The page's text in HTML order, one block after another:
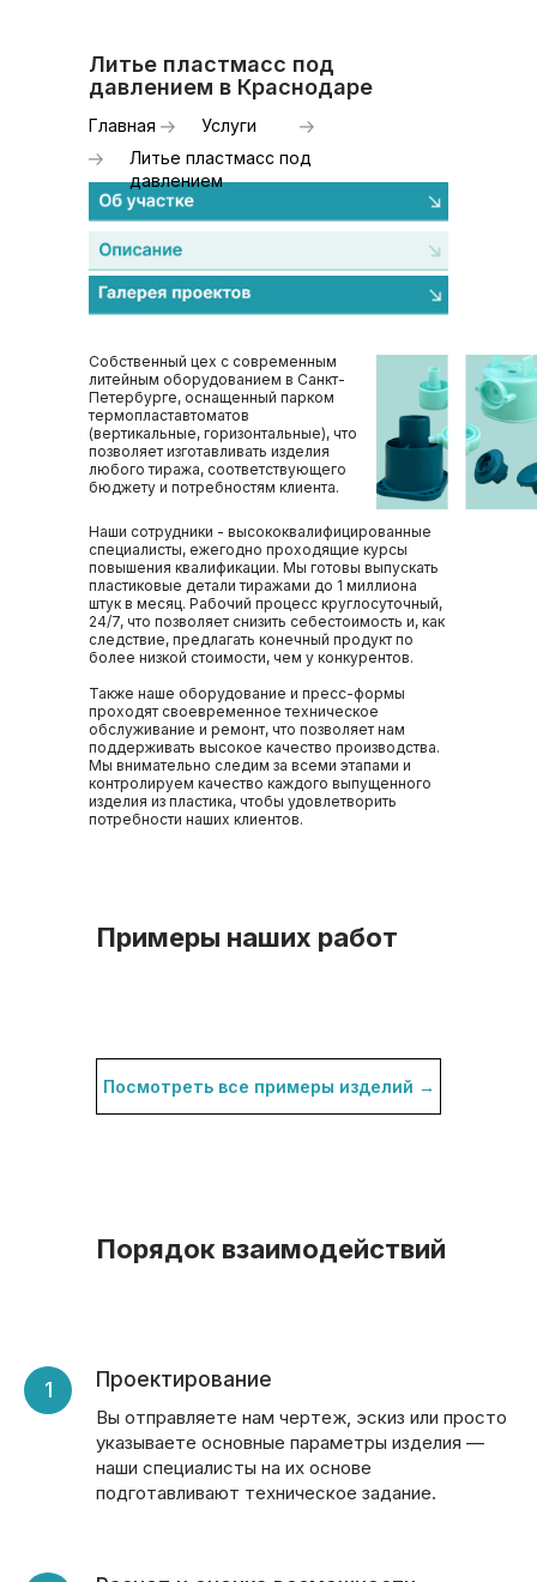
Литье пластмасс под
давлением в Краснодаре
Наши сотрудники - высококвалифицированные
специалисты, ежегодно проходящие курсы
повышения квалификации. Мы готовы выпускать
пластиковые детали тиражами до 1 миллиона
штук в месяц. Рабочий процесс круглосуточный,
24/7, что позволяет снизить себестоимость и, как
следствие, предлагать конечный продукт по
более низкой стоимости, чем у конкурентов.
Также наше оборудование и пресс-формы
проходят своевременное техническое
обслуживание и ремонт, что позволяет нам
поддерживать высокое качество производства.
Мы внимательно следим за всеми этапами и
контролируем качество каждого выпущенного
изделия из пластика, чтобы удовлетворить
потребности наших клиентов.
Литье пластмасс под
давлением
Услуги
Главная
Собственный цех с современным
литейным оборудованием в Санкт-
Петербурге, оснащенный парком
термопластавтоматов
(вертикальные, горизонтальные), что
позволяет изготавливать изделия
любого тиража, соответствующего
бюджету и потребностям клиента.
Примеры наших работ
Посмотреть все примеры изделий →
Порядок взаимодействий
Проектирование
Вы отправляете нам чертеж, эскиз или просто
указываете основные параметры изделия —
наши специалисты на их основе
подготавливают техническое задание.